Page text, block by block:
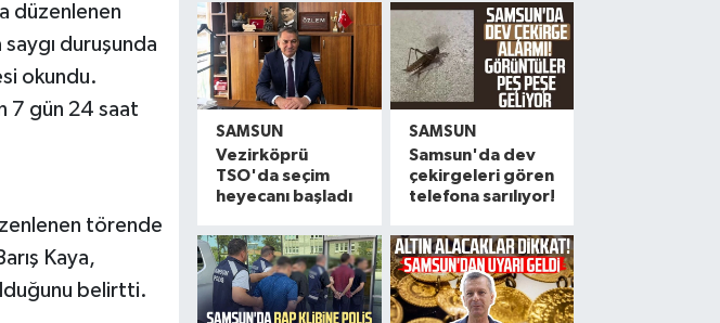
düzenlenen
duruşunda
okundu.
7 gün 24 saat
törende
Kaya,
belirtti.
SAMSUN
Vezirköprü
TSO'da seçim
heyecanı başladı
SAMSUN
Samsun'da dev
çekirgeleri gören
telefona sarılıyor!